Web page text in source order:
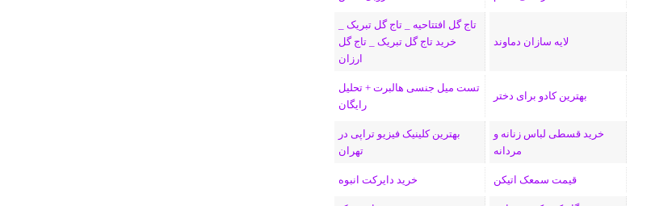
ن
ا
ر
m
م
لایه سازان دماوند
تاج گل افتتاحیه _ تاج گل تبریک _
خرید تاج گل تبریک _ تاج گل
ارزان
بهترین کادو برای دختر
تست میل جنسی هالبرت + تحلیل
رایگان
خرید قسطی لباس زنانه و
مردانه
بهترین کلینیک فیزیو تراپی در
تهران
قیمت سمعک اتیکن خرید دایرکت انبوه